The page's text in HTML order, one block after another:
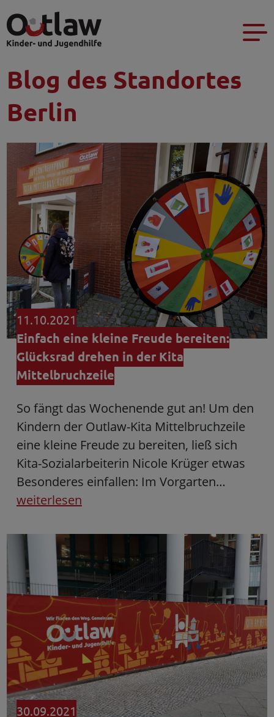
Blog des Standortes
Berlin
11.10.2021
Einfach eine kleine Freude bereiten:
Glücksrad drehen in der Kita
Mittelbruchzeile
So fängt das Wochenende gut an! Um den
Kindern der Outlaw-Kita Mittelbruchzeile
eine kleine Freude zu bereiten, ließ sich
Kita-Sozialarbeiterin Nicole Krüger etwas
Besonderes einfallen: Im Vorgarten…
weiterlesen
30.09.2021